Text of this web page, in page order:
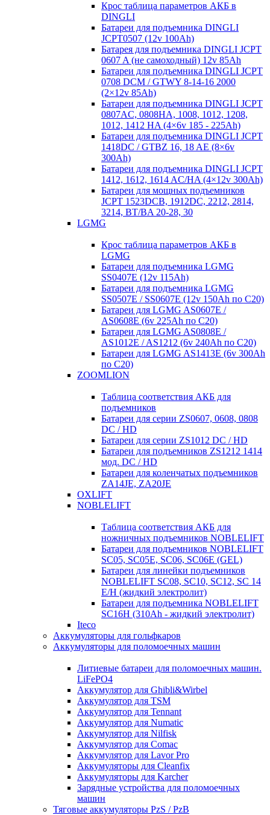
Крос таблица параметров АКБ в
DINGLI
Батареи для подъемника DINGLI
JCPT0507 (12v 100Ah)
Батарея для подъемника DINGLI JCPT
0607 A (не самоходный) 12v 85Ah
Батареи для подъемника DINGLI JCPT
0708 DCM / GTWY 8-14-16 2000
(2×12v 85Ah)
Батареи для подъемника DINGLI JCPT
0807AC, 0808HA, 1008, 1012, 1208,
1012, 1412 HA (4×6v 185 - 225Ah)
Батареи для подъемника DINGLI JCPT
1418DC / GTBZ 16, 18 AE (8×6v
300Ah)
Батареи для подъемника DINGLI JCPT
1412, 1612, 1614 AC/HA (4×12v 300Ah)
Батареи для мощных подъемников
JCPT 1523DCB, 1912DC, 2212, 2814,
3214, BT/BA 20-28, 30
LGMG
Крос таблица параметров АКБ в
LGMG
Батареи для подъемника LGMG
SS0407E (12v 115Ah)
Батареи для подъемника LGMG
SS0507E / SS0607E (12v 150Ah по С20)
Батареи для LGMG AS0607E /
AS0608E (6v 225Ah по С20)
Батареи для LGMG AS0808E /
AS1012E / AS1212 (6v 240Ah по С20)
Батареи для LGMG AS1413E (6v 300Ah
по С20)
ZOOMLION
Таблица соответствия АКБ для
подъемников
Батареи для серии ZS0607, 0608, 0808
DC / HD
Батареи для серии ZS1012 DC / HD
Батареи для подъемников ZS1212 1414
мод. DC / HD
Батареи для коленчатых подъемников
ZA14JE, ZA20JE
OXLIFT
NOBLELIFT
Таблица соответствия АКБ для
ножничных подъемников NOBLELIFT
Батареи для подъемников NOBLELIFT
SC05, SC05E, SC06, SC06E (GEL)
Батареи для линейки подъемников
NOBLELIFT SC08, SC10, SC12, SC 14
E/H (жидкий электролит)
Батареи для подъемника NOBLELIFT
SC16H (310Ah - жидкий электролит)
Iteco
Аккумуляторы для гольфкаров
Аккумуляторы для поломоечных машин
Литиевые батареи для поломоечных машин.
LiFePO4
Аккумулятор для Ghibli&Wirbel
Аккумулятор для TSM
Аккумулятор для Tennant
Аккумулятор для Numatic
Аккумулятор для Nilfisk
Аккумулятор для Comac
Аккумулятор для Lavor Pro
Аккумуляторы для Cleanfix
Аккумуляторы для Karcher
Зарядные устройства для поломоечных
машин
Тяговые аккумуляторы PzS / PzB